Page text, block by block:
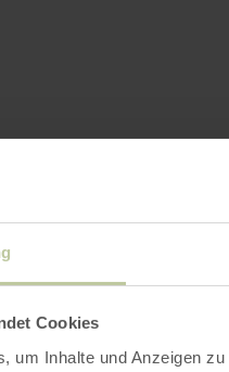
Cookies
um Inhalte und Anzeigen